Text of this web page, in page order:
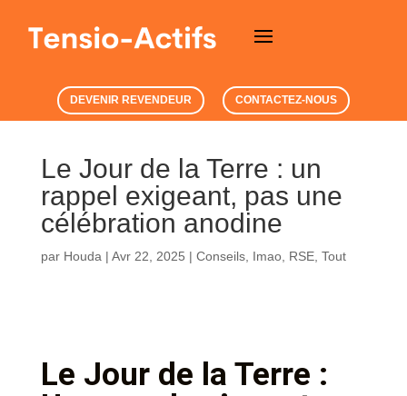
DEVENIR REVENDEUR CONTACTEZ-NOUS
Le Jour de la Terre : un
rappel exigeant, pas une
célébration anodine
par Houda | Avr 22, 2025 | Conseils, Imao, RSE, Tout
Le Jour de la Terre :